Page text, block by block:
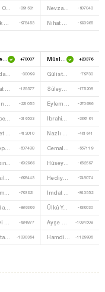
Suat Oğuz -891531 Nevzat Alkan -907043
-978453 -993965
Ahmet Kenan Tanrıkulu +70007 +20376
Sueda Neslihan Çelik -30099 Gülistan Kılıç Koçyiğit -79730
-125577 Süleyman Gündüz -175208
-221055 -270686
Hatice Bölük -316533 -366164
-412010 -461641
Recep Akan -507488 -557119
Taşkın Işık -602966 Hüseyin Az -652597
-698443 Hediye Tekin -748074
Rahime Dönmez -793921 -843552
Serdar Mersin -889399 Ülkü Yalçınkaya -939030
-984877 -1034508
Mustafa Çıntaş -1080354 -1129985